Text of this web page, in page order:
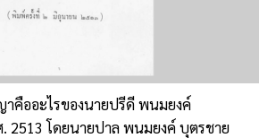
คืออะไรของนายปรีดี พนมยงค์
2513 โดยนายปาล พนมยงค์ บุตรชาย